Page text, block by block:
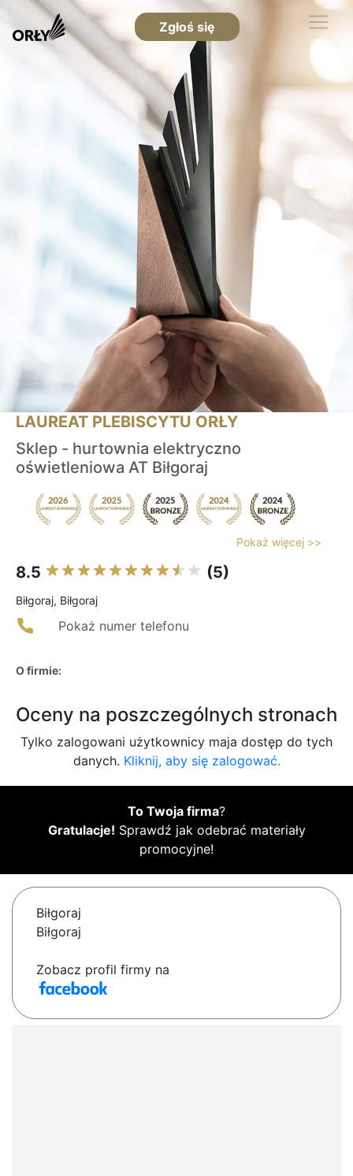
Zgłoś się
LAUREAT PLEBISCYTU ORŁY
Sklep - hurtownia elektryczno
oświetleniowa AT Biłgoraj
Pokaż więcej >>
8.5 (5)
Biłgoraj, Biłgoraj
Pokaż numer telefonu
O firmie:
Oceny na poszczególnych stronach
Tylko zalogowani użytkownicy maja dostęp do tych
danych. Kliknij, aby się zalogować.
To Twoja firma?
Gratulacje! Sprawdź jak odebrać materiały
promocyjne!
Biłgoraj
Biłgoraj
Zobacz profil firmy na